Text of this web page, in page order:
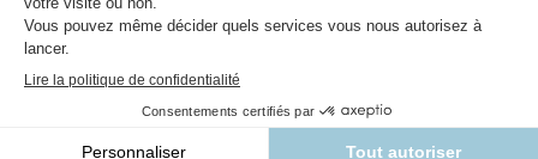
Prévenez
dégâts
d’inondations
recrudescence
crues en
Belgique,
inondations
risques
naturels